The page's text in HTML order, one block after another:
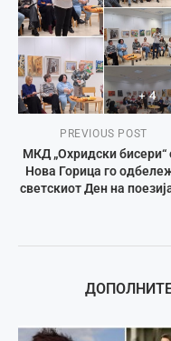
PREVIOUS POST
МКД „Охридски бисери“
Нова Горица го
светскиот Ден на